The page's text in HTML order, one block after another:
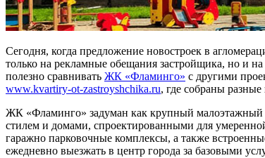
Сегодня, когда предложение новостроек в
только на рекламные обещания застройщика, но и
полезно сравнивать ЖК «Фламинго» с другими
www.kvartiry-ot-zastroyshchika.ru, где собраны
ЖК «Фламинго» задуман как крупный малоэтажный
стилем и домами, спроектированными для
гаражно парковочные комплексы, а также
ежедневно выезжать в центр города за базовыми